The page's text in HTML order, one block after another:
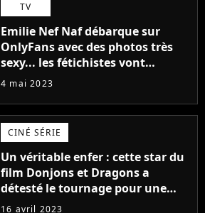
TV
Emilie Nef Naf débarque sur
OnlyFans avec des photos très
sexy... les fétichistes vont
prendre leur pied !
4 mai 2023
CINÉ SÉRIE
Un véritable enfer : cette star du
film Donjons et Dragons a
détesté le tournage pour une
raison très spéciale
16 avril 2023